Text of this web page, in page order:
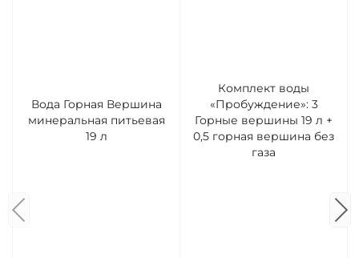
Вода Горная Вершина
минеральная питьевая
19 л
Комплект воды
«Пробуждение»: 3
Горные вершины 19 л +
0,5 горная вершина без
газа